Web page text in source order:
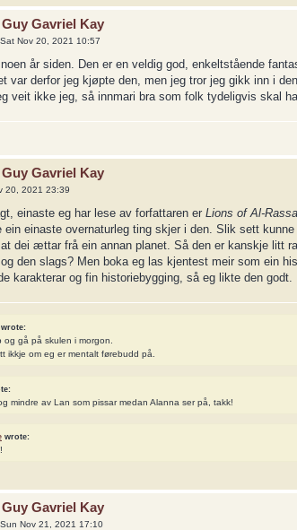
Gavriel Kay
Sat Nov 20, 2021 10:57
år siden. Den er en veldig god, enkeltstående
var derfor jeg kjøpte den, men jeg tror jeg gikk inn i
veit ikke jeg, så innmari bra som folk tydeligvis skal
Gavriel Kay
20, 2021 23:39
einaste eg har lese av forfattaren er Lions of Al-
ein einaste overnaturleg ting skjer i den. Slik sett
dei ættar frå ein annan planet. Så den er kanskje litt
den slags? Men boka eg las kjentest meir som ein
karakterar og fin historiebygging, så eg likte den godt.
og gå på skulen i morgon.
ikkje om eg er mentalt førebudd på.
mindre av Lan som pissar medan Alanna ser på, takk!
wrote:
Gavriel Kay
Sun Nov 21, 2021 17:10